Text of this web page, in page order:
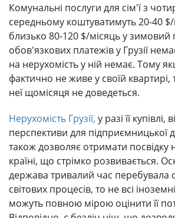
Комунальні послуги для сім'ї з
середньому коштуватимуть 20-40 $/
близько 80-120 $/місяць у зимовий
обов'язкових платежів у Грузії
на нерухомість у ній немає. Тому
фактично не живе у своїй квартирі,
неї щомісяця не доведеться.
Нерухомість Грузії, у разі її купівлі,
перспективи для підприємницької
також дозволяє отримати
країні, що стрімко розвивається.
держава тривалий час перебувала
світових процесів, то не всі
можуть повною мірою оцінити її